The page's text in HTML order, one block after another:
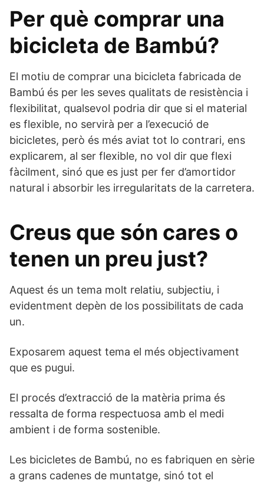
Per què comprar una
bicicleta de Bambú?
El motiu de comprar una bicicleta fabricada de
Bambú és per les seves qualitats de resistència i
flexibilitat, qualsevol podria dir que si el material
es flexible, no servirà per a l’execució de
bicicletes, però és més aviat tot lo contrari, ens
explicarem, al ser flexible, no vol dir que flexi
fàcilment, sinó que es just per fer d’amortidor
natural i absorbir les irregularitats de la carretera.
Creus que són cares o
tenen un preu just?
Aquest és un tema molt relatiu, subjectiu, i
evidentment depèn de los possibilitats de cada
un.
Exposarem aquest tema el més objectivament
que es pugui.
El procés d’extracció de la matèria prima és
ressalta de forma respectuosa amb el medi
ambient i de forma sostenible.
Les bicicletes de Bambú, no es fabriquen en sèrie
a grans cadenes de muntatge, sinó tot el